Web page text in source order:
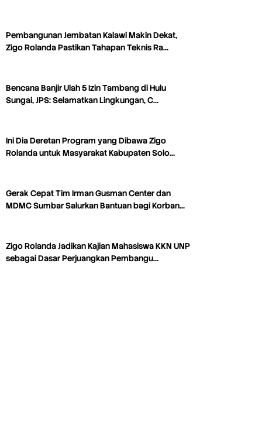
Pembangunan Jembatan Kalawi Makin Dekat,
Zigo Rolanda Pastikan Tahapan Teknis Ra…
Bencana Banjir Ulah 5 Izin Tambang di Hulu
Sungai, JPS: Selamatkan Lingkungan, C…
Ini Dia Deretan Program yang Dibawa Zigo
Rolanda untuk Masyarakat Kabupaten Solo…
Gerak Cepat Tim Irman Gusman Center dan
MDMC Sumbar Salurkan Bantuan bagi Korban…
Zigo Rolanda Jadikan Kajian Mahasiswa KKN UNP
sebagai Dasar Perjuangkan Pembangu…